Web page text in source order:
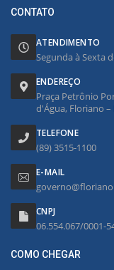
CONTATO
ATENDIMENTO
Segunda à Sexta
ENDEREÇO
Praça Petrônio
d'Água, Floriano –
TELEFONE
(89) 3515-1100
E-MAIL
CNPJ
06.554.067/0001-
COMO CHEGAR